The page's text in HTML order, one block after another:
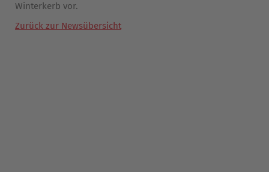
Winterkerb vor.
Zurück zur Newsübersicht